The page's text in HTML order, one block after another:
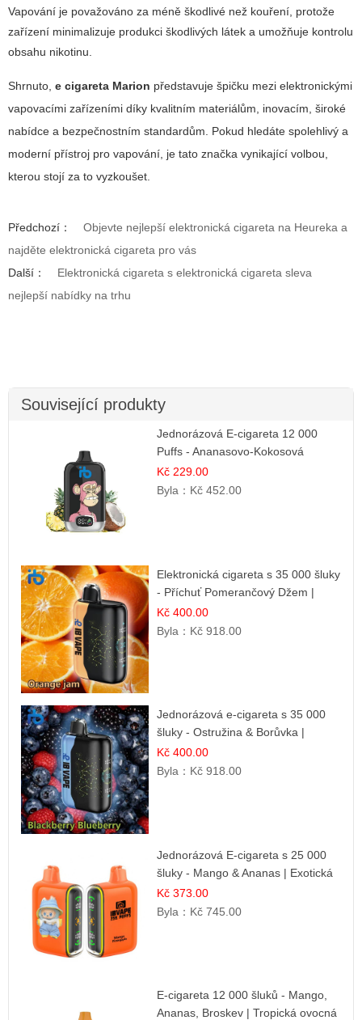
Vapování je považováno za méně škodlivé než kouření, protože
zařízení minimalizuje produkci škodlivých látek a umožňuje kontrolu
obsahu nikotinu.
Shrnuto, e cigareta Marion představuje špičku mezi elektronickými
vapovacími zařízeními díky kvalitním materiálům, inovacím, široké
nabídce a bezpečnostním standardům. Pokud hledáte spolehlivý a
moderní přístroj pro vapování, je tato značka vynikající volbou,
kterou stojí za to vyzkoušet.
Předchozí：
Objevte nejlepší elektronická cigareta na Heureka a
najděte elektronická cigareta pro vás
Další：
Elektronická cigareta s elektronická cigareta sleva
nejlepší nabídky na trhu
Související produkty
Jednorázová E-cigareta 12 000
Puffs - Ananasovo-Kokosová
Zmrzlina | Tropický dezert
Kč 229.00
Byla： Kč 452.00
Elektronická cigareta s 35 000 šluky
- Příchuť Pomerančový Džem |
Dlouhotrvající zážitek
Kč 400.00
Byla： Kč 918.00
Jednorázová e-cigareta s 35 000
šluky - Ostružina & Borůvka |
Intenzivní lesní směs
Kč 400.00
Byla： Kč 918.00
Jednorázová E-cigareta s 25 000
šluky - Mango & Ananas | Exotická
ovocná směs
Kč 373.00
Byla： Kč 745.00
E-cigareta 12 000 šluků - Mango,
Ananas, Broskev | Tropická ovocná